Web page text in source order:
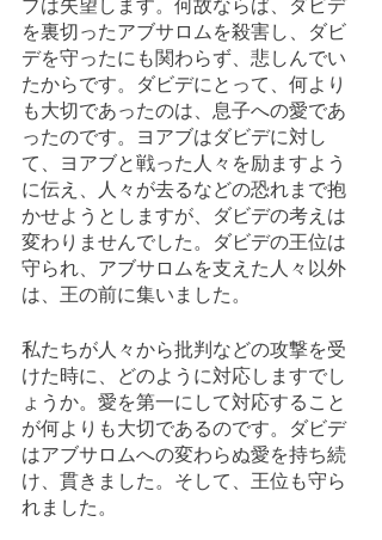
を裏切ったアブサロムを殺害し、ダビ
デを守ったにも関わらず、悲しんでい
たからです。ダビデにとって、何より
も大切であったのは、息子への愛であ
ったのです。ヨアブはダビデに対し
て、ヨアブと戦った人々を励ますよう
に伝え、人々が去るなどの恐れまで抱
かせようとしますが、ダビデの考えは
変わりませんでした。ダビデの王位は
守られ、アブサロムを支えた人々以外
は、王の前に集いました。
私たちが人々から批判などの攻撃を受
けた時に、どのように対応しますでし
ょうか。愛を第一にして対応すること
が何よりも大切であるのです。ダビデ
はアブサロムへの変わらぬ愛を持ち続
け、貫きました。そして、王位も守ら
れました。